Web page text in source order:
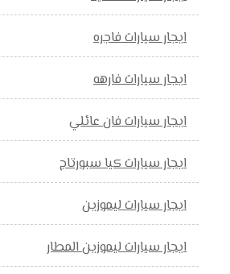
ايجار سيارات فاجره
ايجار سيارات فارهه
ايجار سيارات فان عائلي
ايجار سيارات كيا سبورتاج
ايجار سيارات ليموزين
ايجار سيارات ليموزين المطار